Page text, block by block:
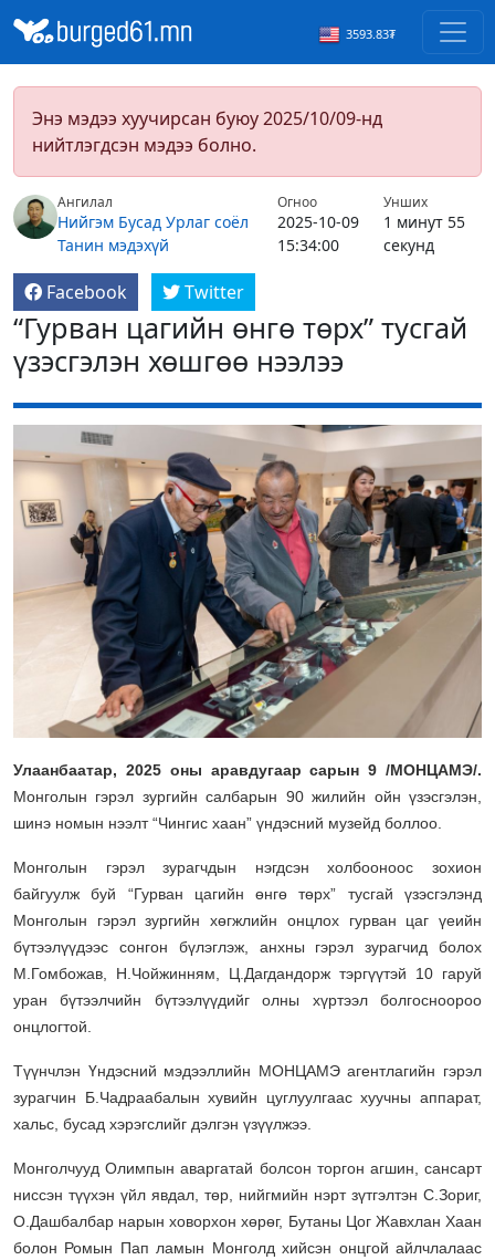
3593.83₮
Энэ мэдээ хуучирсан буюу 2025/10/09-нд
нийтлэгдсэн мэдээ болно.
Ангилал
Нийгэм Бусад Урлаг соёл
Танин мэдэхүй
Огноо
2025-10-09
15:34:00
Унших
1 минут 55
секунд
Facebook Twitter
“Гурван цагийн өнгө төрх” тусгай
үзэсгэлэн хөшгөө нээлээ
Улаанбаатар, 2025 оны аравдугаар сарын 9 /МОНЦАМЭ/.
Монголын гэрэл зургийн салбарын 90 жилийн ойн үзэсгэлэн,
шинэ номын нээлт “Чингис хаан” үндэсний музейд боллоо.
Монголын гэрэл зурагчдын нэгдсэн холбооноос зохион
байгуулж буй “Гурван цагийн өнгө төрх” тусгай үзэсгэлэнд
Монголын гэрэл зургийн хөгжлийн онцлох гурван цаг үеийн
бүтээлүүдээс сонгон бүлэглэж, анхны гэрэл зурагчид болох
М.Гомбожав, Н.Чойжинням, Ц.Дагдандорж тэргүүтэй 10 гаруй
уран бүтээлчийн бүтээлүүдийг олны хүртээл болгосноороо
онцлогтой.
Түүнчлэн Үндэсний мэдээллийн МОНЦАМЭ агентлагийн гэрэл
зурагчин Б.Чадраабалын хувийн цуглуулгаас хуучны аппарат,
хальс, бусад хэрэгслийг дэлгэн үзүүлжээ.
Монголчууд Олимпын аваргатай болсон торгон агшин, сансарт
ниссэн түүхэн үйл явдал, төр, нийгмийн нэрт зүтгэлтэн С.Зориг,
О.Дашбалбар нарын ховорхон хөрөг, Бутаны Цог Жавхлан Хаан
болон Ромын Пап ламын Монголд хийсэн онцгой айлчлалаас